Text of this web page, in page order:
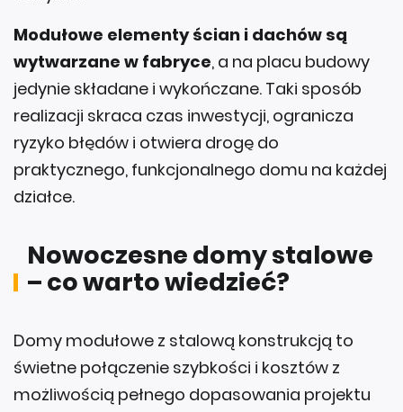
wytwarzane w fabryce, a na placu budowy
jedynie składane i wykończane. Taki sposób
realizacji skraca czas inwestycji, ogranicza
ryzyko błędów i otwiera drogę do
praktycznego, funkcjonalnego domu na każdej
działce.
– co warto wiedzieć?
świetne połączenie szybkości i kosztów z
możliwością pełnego dopasowania projektu
do potrzeb inwestora. Dzięki zastosowaniu